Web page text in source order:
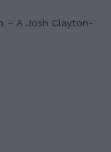
– A Josh Clayton-